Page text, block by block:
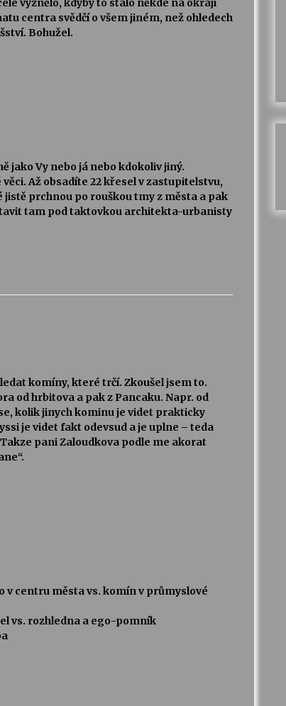
vyznělo, kdyby to stálo někde na okraji
centra svědčí o všem jiném, než ohledech
Bohužel.
jako Vy nebo já nebo kdokoliv jiný.
Až obsadíte 22 křesel v zastupitelstvu,
prchnou po rouškou tmy z města a pak
tam pod taktovkou architekta-urbanisty
komíny, které trčí. Zkoušel jsem to.
od hrbitova a pak z Pancaku. Napr. od
kolik jinych kominu je videt prakticky
je videt fakt odevsud a je uplne – teda
pani Zaloudkova podle me akorat
v centru města vs. komín v průmyslové
vs. rozhledna a ego-pomník